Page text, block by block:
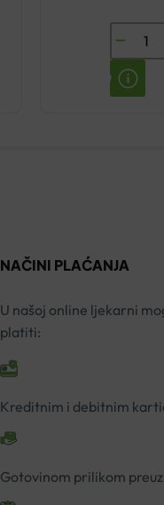
FILLER
50ML
količina
NAČINI PLAĆANJA
U našoj online ljekarni
platiti:
Kreditnim i debitnim
Gotovinom prilikom